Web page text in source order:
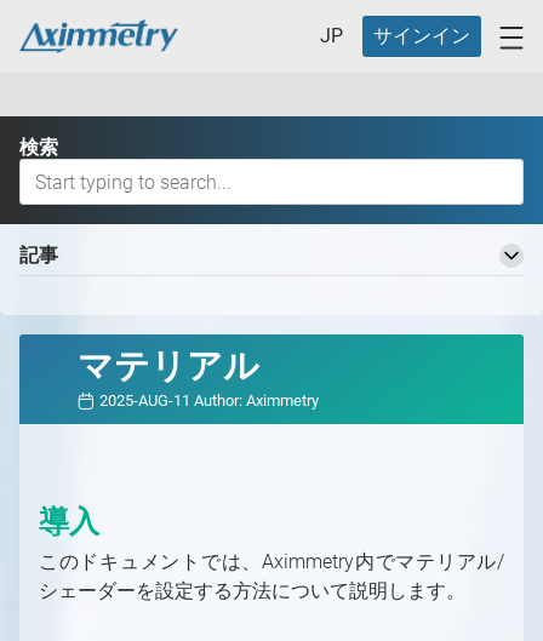
JP サインイン
検索
記事
Aximmetry 知識ベースへようこそ
バーチャルプロダクションワークフロー
バーチャルプロダクションの定義とそのメリット
スタジオ計画
グリーンスクリーン
LEDウォール
どのAximmetryが最適か
Aximmetry エディション
Aximmetry レンダリング・コンポーネント
Aximmetry ソフトウェアパッケージ
対応ハードウェア
対応ハードウェアの概要
PC
ソフトウェア環境
プロフェッショナルカメラとオブジェクトトラ
Aximmetry の開始方法
これから始めるAximmetry入門
Aximmetry を使用するユーザー
バーチャルプロダクション用の入力/出力の設定
バーチャルプロダクション用の入力/出力の設定
マテリアル
2025-AUG-11 Author: Aximmetry
導入
このドキュメントでは、Aximmetry内でマテリアル/
シェーダーを設定する方法について説明します。